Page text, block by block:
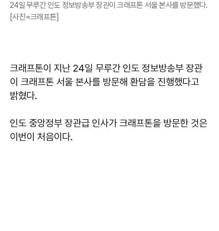
24일 무루간 인도 정보방송부 장관이 크래프톤 서울 본사를 방문했다.
[사진=크래프톤]
크래프톤이 지난 24일 무루간 인도 정보방송부 장관
이 크래프톤 서울 본사를 방문해 환담을 진행했다고
밝혔다.
인도 중앙정부 장관급 인사가 크래프톤을 방문한 것은
이번이 처음이다.